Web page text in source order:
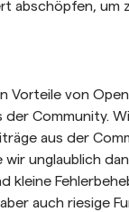
abschöpfen, um
Vorteile von
der Community.
aus der
unglaublich
kleine
auch riesige